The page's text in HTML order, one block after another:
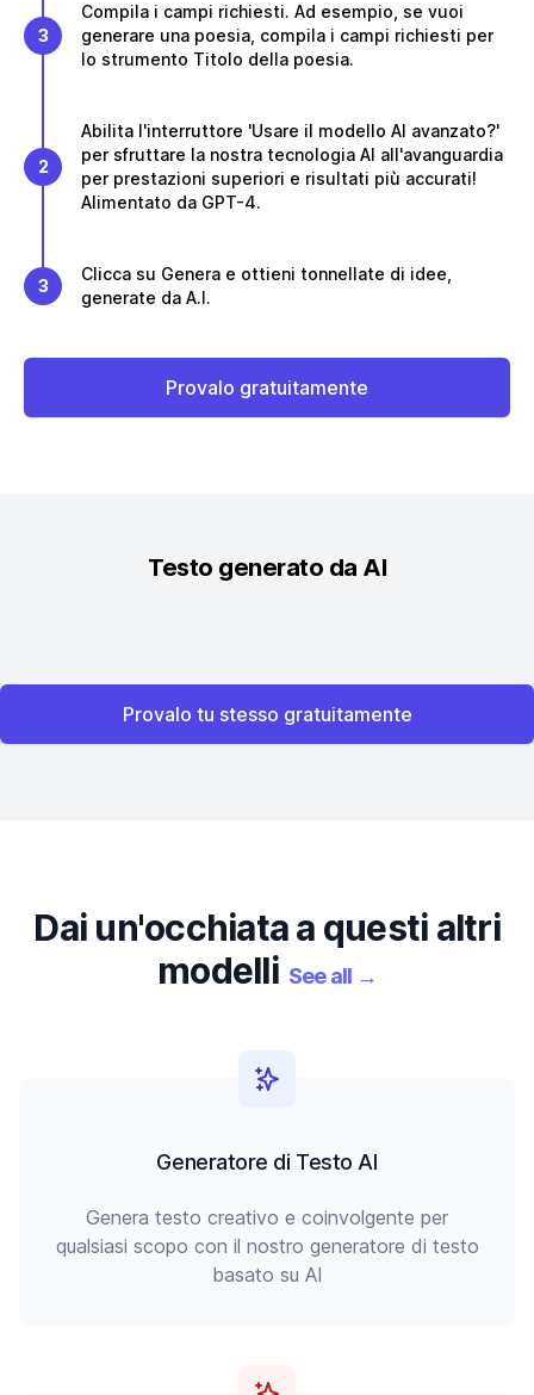
3
Compila i campi richiesti. Ad esempio, se vuoi
generare una poesia, compila i campi richiesti per
lo strumento Titolo della poesia.
2
Abilita l'interruttore 'Usare il modello AI avanzato?'
per sfruttare la nostra tecnologia AI all'avanguardia
per prestazioni superiori e risultati più accurati!
Alimentato da GPT-4.
3
Clicca su Genera e ottieni tonnellate di idee,
generate da A.I.
Provalo gratuitamente
Testo generato da AI
Provalo tu stesso gratuitamente
Dai un'occhiata a questi altri
modelli See all →
Generatore di Testo AI
Genera testo creativo e coinvolgente per
qualsiasi scopo con il nostro generatore di testo
basato su AI